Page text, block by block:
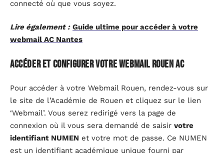
connecté où que vous soyez.
Lire également : Guide ultime pour accéder à votre
webmail AC Nantes
Accéder et configurer votre webmail Rouen AC
Pour accéder à votre Webmail Rouen, rendez-vous sur
le site de l’Académie de Rouen et cliquez sur le lien
‘Webmail’. Vous serez redirigé vers la page de
connexion où il vous sera demandé de saisir votre
identifiant NUMEN et votre mot de passe. Ce NUMEN
est un identifiant académique unique fourni par